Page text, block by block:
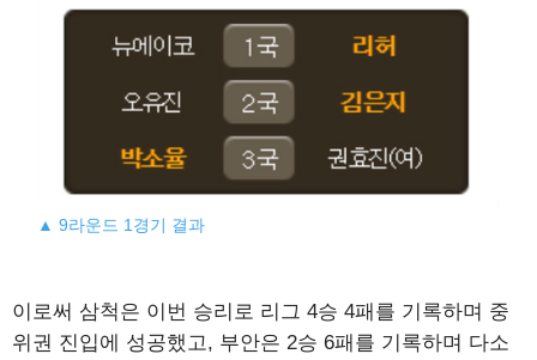
▲ 9라운드 1경기 결과
이로써 삼척은 이번 승리로 리그 4승 4패를 기록하며 중
위권 진입에 성공했고, 부안은 2승 6패를 기록하며 다소